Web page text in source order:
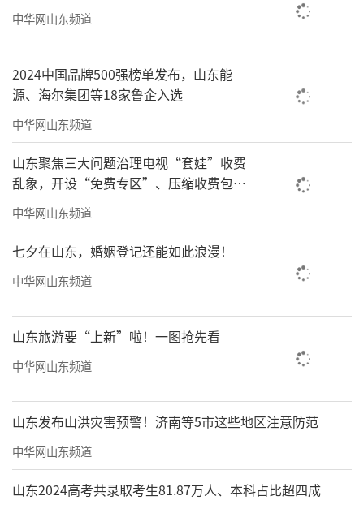
中华网山东频道
2024中国品牌500强榜单发布，山东能
源、海尔集团等18家鲁企入选
中华网山东频道
山东聚焦三大问题治理电视“套娃”收费
乱象，开设“免费专区”、压缩收费包比
例70%以上
中华网山东频道
七夕在山东，婚姻登记还能如此浪漫！
中华网山东频道
山东旅游要“上新”啦！一图抢先看
中华网山东频道
山东发布山洪灾害预警！济南等5市这些地区注意防范
中华网山东频道
山东2024高考共录取考生81.87万人、本科占比超四成